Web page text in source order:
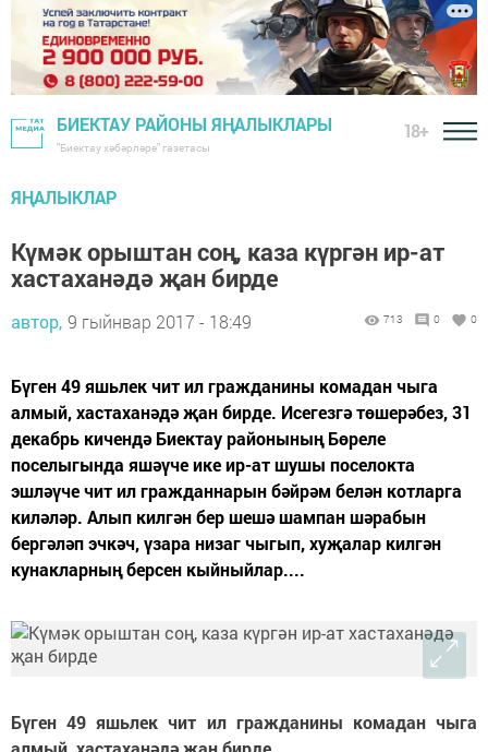
БИЕКТАУ РАЙОНЫ ЯҢАЛЫКЛАРЫ
"Биектау хәбәрләре" газетасы
18+
ЯҢАЛЫКЛАР
Күмәк орыштан соң, каза күргән ир-ат
хастаханәдә җан бирде
автор, 9 гыйнвар 2017 - 18:49 713 0 0
Бүген 49 яшьлек чит ил гражданины комадан чыга
алмый, хастаханәдә җан бирде. Исегезгә төшерәбез, 31
декабрь кичендә Биектау районының Бөреле
поселыгында яшәүче ике ир-ат шушы поселокта
эшләүче чит ил гражданнарын бәйрәм белән котларга
киләләр. Алып килгән бер шешә шампан шәрабын
бергәләп эчкәч, үзара низаг чыгып, хуҗалар килгән
кунакларның берсен кыйныйлар....
Бүген 49 яшьлек чит ил гражданины комадан чыга